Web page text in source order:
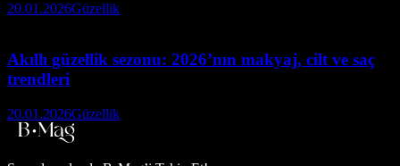
20.01.2026Güzellik
Akıllı güzellik sezonu: 2026’nın makyaj, cilt ve saç
trendleri
20.01.2026Güzellik